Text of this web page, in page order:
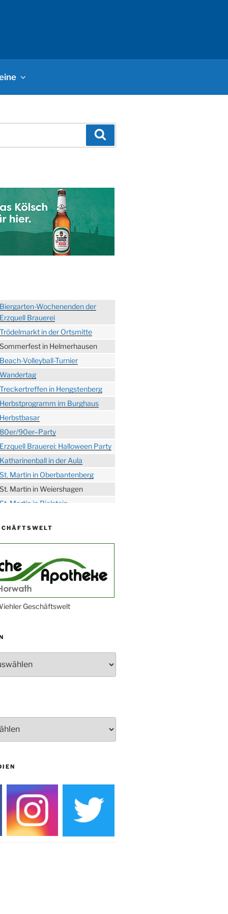
Wochenenden der
Brauerei
in der Ortsmitte
in Helmerhausen
Volleyball-Turnier
in Hengstenberg
im Burghaus
90er–Party
Brauerei: Halloween Party
in der Aula
Martin in Oberbantenberg
Martin in Weiershagen
Martin in Bielstein
der Tollitäten
Bielsteiner Männerchor
am Ehrenmal
an der
Kirche
Frauenchor
im Ev. Gemeindehaus
Burghaus
rund um die
Geschäftswelt